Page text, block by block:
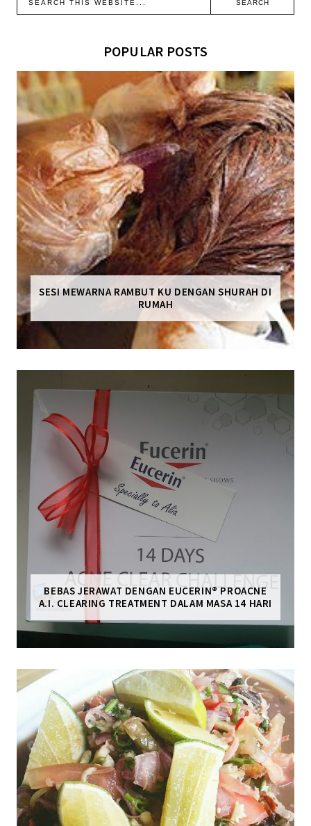
POPULAR POSTS
SESI MEWARNA RAMBUT KU DENGAN SHURAH DI
RUMAH
BEBAS JERAWAT DENGAN EUCERIN® PROACNE
A.I. CLEARING TREATMENT DALAM MASA 14 HARI